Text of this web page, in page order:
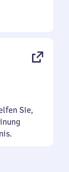
Sie,